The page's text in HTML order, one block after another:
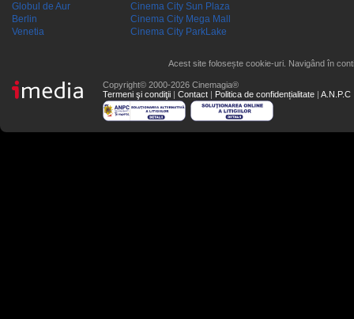
Globul de Aur
Berlin
Venetia
Cinema City Sun Plaza
Cinema City Mega Mall
Cinema City ParkLake
Acest site folosește cookie-uri. Navigând în
Copyright© 2000-2026 Cinemagia®
Termeni şi condiţii | Contact | Politica de confidențialitate | A.N.P.C